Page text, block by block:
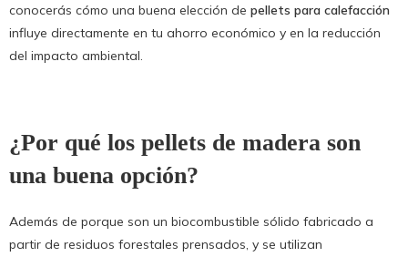
conocerás cómo una buena elección de pellets para calefacción
influye directamente en tu ahorro económico y en la reducción
del impacto ambiental.
¿Por qué los pellets de madera son
una buena opción?
Además de porque son un biocombustible sólido fabricado a
partir de residuos forestales prensados, y se utilizan